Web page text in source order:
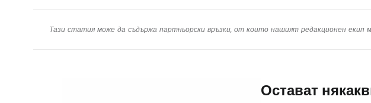
Тази статия може да съдържа партньорски връзки, от които нашият редакционен
Остават